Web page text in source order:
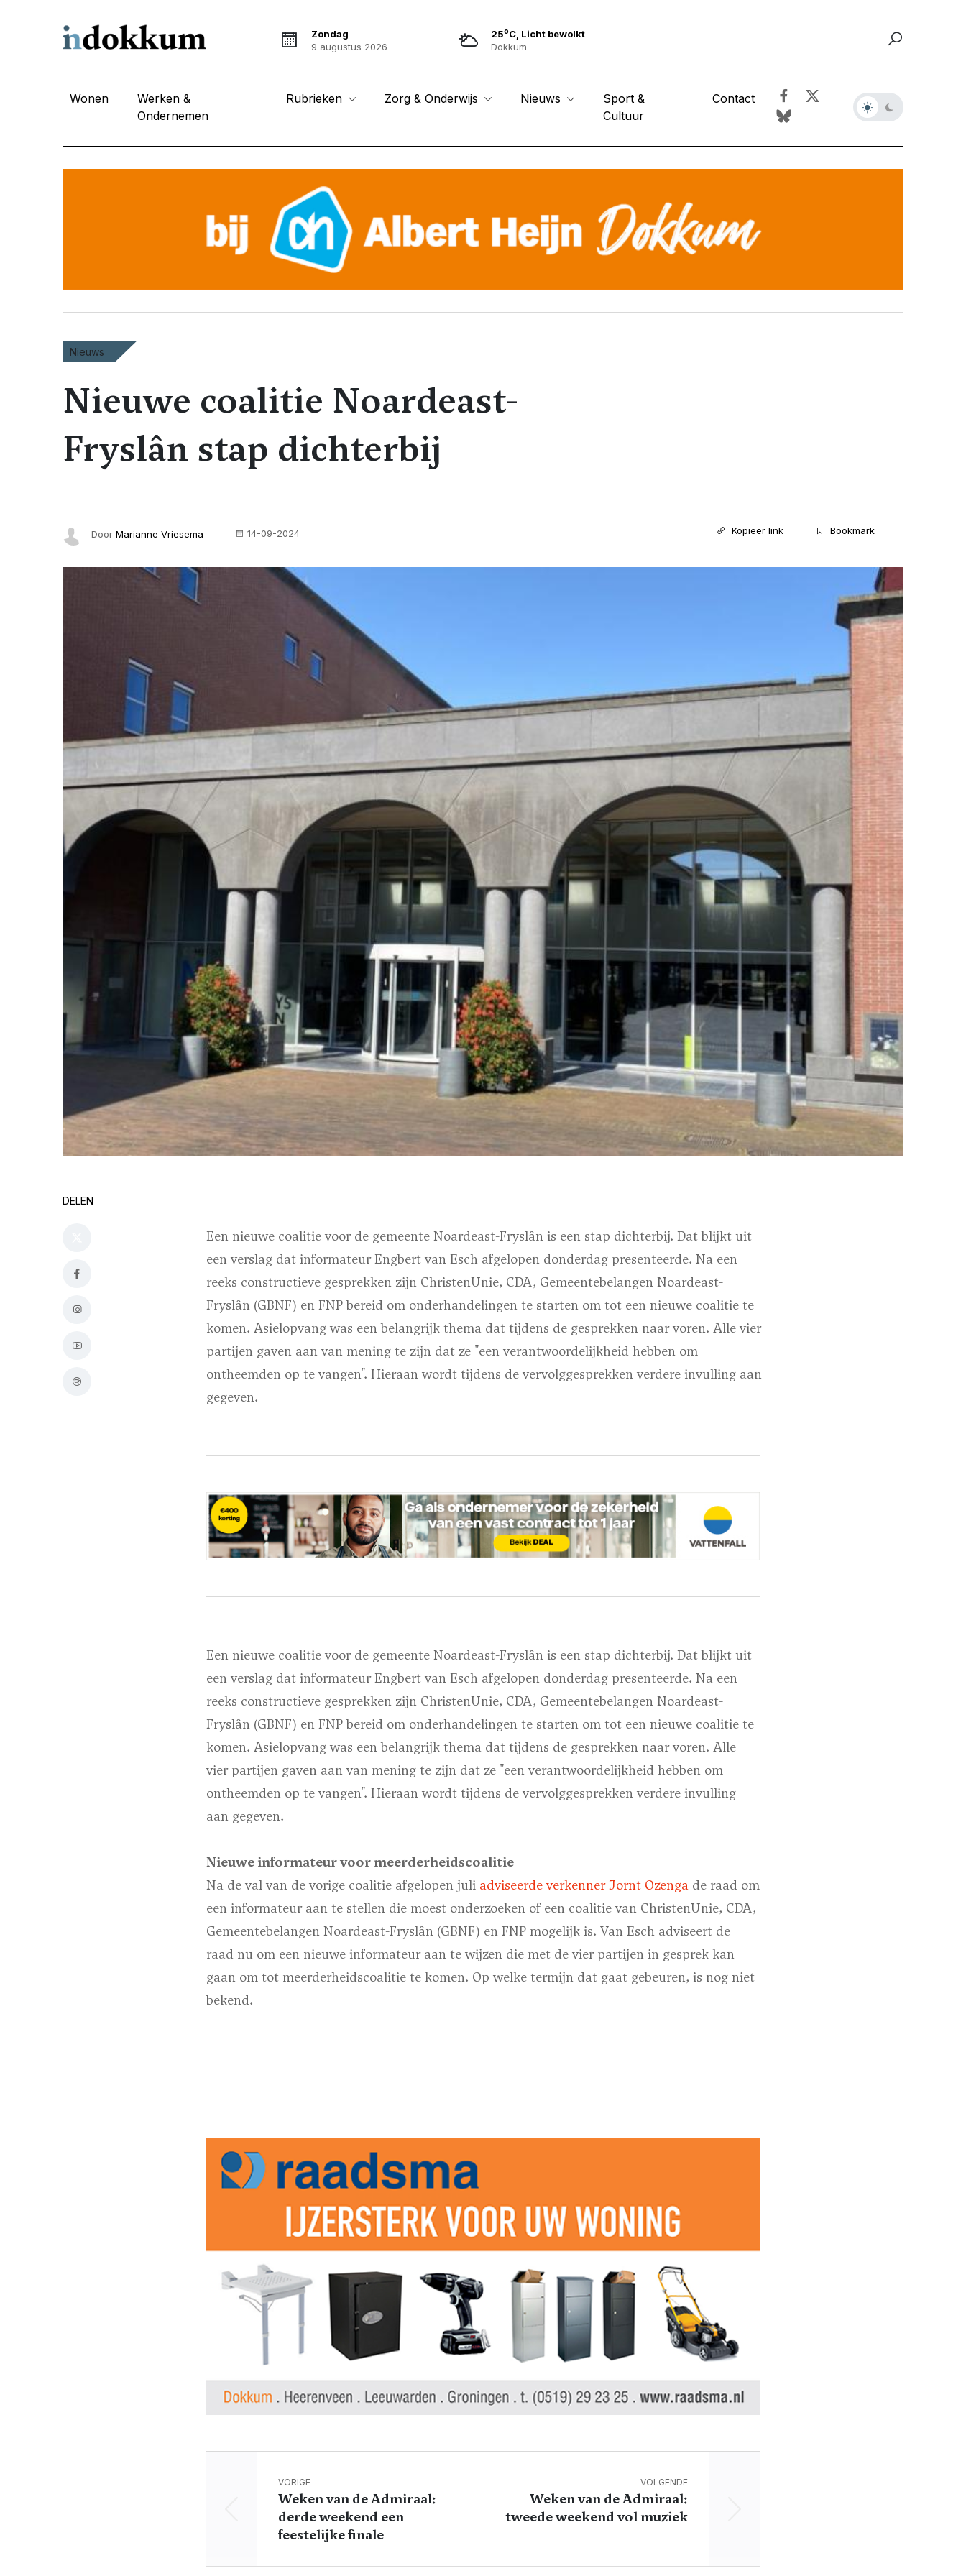
Zondag
9 augustus 2026
25oC, Licht bewolkt
Dokkum
Wonen
Werken &
Ondernemen
Rubrieken Zorg & Onderwijs Nieuws
Sport &
Cultuur
Contact
Nieuws
Nieuwe coalitie Noardeast-
Fryslân stap dichterbij
Door Marianne Vriesema 14-09-2024 Kopieer link Bookmark
DELEN
Een nieuwe coalitie voor de gemeente Noardeast-Fryslân is een stap dichterbij. Dat blijkt uit
een verslag dat informateur Engbert van Esch afgelopen donderdag presenteerde. Na een
reeks constructieve gesprekken zijn ChristenUnie, CDA, Gemeentebelangen Noardeast-
Fryslân (GBNF) en FNP bereid om onderhandelingen te starten om tot een nieuwe coalitie te
komen. Asielopvang was een belangrijk thema dat tijdens de gesprekken naar voren. Alle vier
partijen gaven aan van mening te zijn dat ze "een verantwoordelijkheid hebben om
ontheemden op te vangen". Hieraan wordt tijdens de vervolggesprekken verdere invulling aan
gegeven.
Een nieuwe coalitie voor de gemeente Noardeast-Fryslân is een stap dichterbij. Dat blijkt uit
een verslag dat informateur Engbert van Esch afgelopen donderdag presenteerde. Na een
reeks constructieve gesprekken zijn ChristenUnie, CDA, Gemeentebelangen Noardeast-
Fryslân (GBNF) en FNP bereid om onderhandelingen te starten om tot een nieuwe coalitie te
komen. Asielopvang was een belangrijk thema dat tijdens de gesprekken naar voren. Alle
vier partijen gaven aan van mening te zijn dat ze "een verantwoordelijkheid hebben om
ontheemden op te vangen". Hieraan wordt tijdens de vervolggesprekken verdere invulling
aan gegeven.
Nieuwe informateur voor meerderheidscoalitie
Na de val van de vorige coalitie afgelopen juli adviseerde verkenner Jornt Ozenga de raad om
een informateur aan te stellen die moest onderzoeken of een coalitie van ChristenUnie, CDA,
Gemeentebelangen Noardeast-Fryslân (GBNF) en FNP mogelijk is. Van Esch adviseert de
raad nu om een nieuwe informateur aan te wijzen die met de vier partijen in gesprek kan
gaan om tot meerderheidscoalitie te komen. Op welke termijn dat gaat gebeuren, is nog niet
bekend.
VORIGE
Weken van de Admiraal:
derde weekend een
feestelijke finale
VOLGENDE
Weken van de Admiraal:
tweede weekend vol muziek